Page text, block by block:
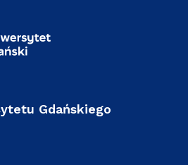
Gdańskiego